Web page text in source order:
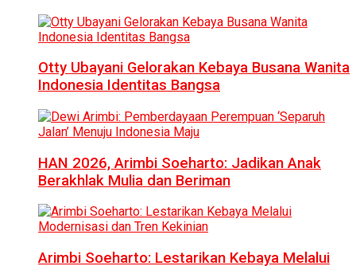
Otty Ubayani Gelorakan Kebaya Busana Wanita
Indonesia Identitas Bangsa
HAN 2026, Arimbi Soeharto: Jadikan Anak
Berakhlak Mulia dan Beriman
Arimbi Soeharto: Lestarikan Kebaya Melalui